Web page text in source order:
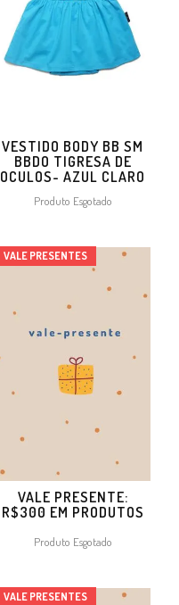
VESTIDO BODY BB SM
BBDO TIGRESA DE
OCULOS- AZUL CLARO
Produto Esgotado
VALE PRESENTE:
R$300 EM PRODUTOS
Produto Esgotado
VALE PRESENTES
VALE PRESENTES